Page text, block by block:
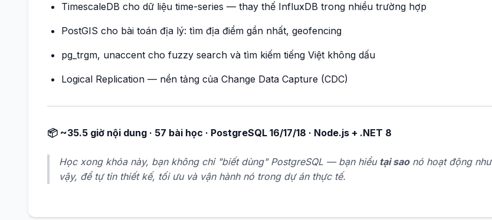
TimescaleDB cho dữ liệu time-series — thay thế InfluxDB trong nhiều trường hợp
PostGIS cho bài toán địa lý: tìm địa điểm gần nhất, geofencing
pg_trgm, unaccent cho fuzzy search và tìm kiếm tiếng Việt không dấu
Logical Replication — nền tảng của Change Data Capture (CDC)
📦 ~35.5 giờ nội dung · 57 bài học · PostgreSQL 16/17/18 · Node.js + .NET 8
Học xong khóa này, bạn không chỉ "biết dùng" PostgreSQL — bạn hiểu tại saonó hoạt động như
vậy, để tự tin thiết kế, tối ưu và vận hành nó trong dự án thực tế.